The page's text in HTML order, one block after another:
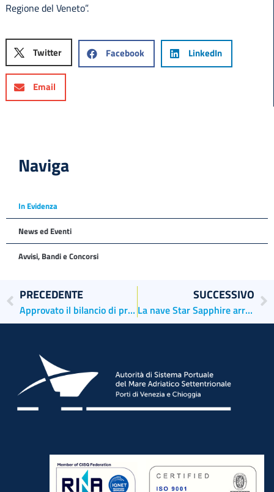
Regione del Veneto”.
Twitter Facebook LinkedIn
Email
Naviga
In Evidenza
News ed Eventi
Avvisi, Bandi e Concorsi
PRECEDENTE
Approvato il bilancio di previsione 2023
SUCCESSIVO
La nave Star Sapphire arriva a Venezia con 60mila tonnellate di mais ucraino